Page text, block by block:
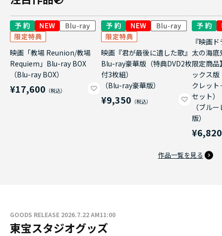
映画「教場 Reunion/教場
Requiem」Blu-ray BOX
（Blu-ray BOX）
¥17,600
映画『君が最後に遺した歌』
Blu-ray豪華版（特典DVD2枚
付3枚組）
（Blu-ray豪華版）
¥9,350
『映画
太の海底
限定商品
ックス
クレッ
セット）
（ブル
版）
¥6,820
作品一覧を見る
GOODS RELEASE 2026.7.22 AM11:00
東宝スタジオグッズ